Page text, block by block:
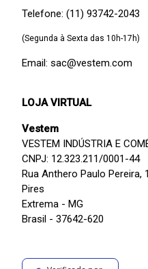
Telefone: (11) 93742-2043
(Segunda à Sexta das 10h-17h)
Email: sac@vestem.com
LOJA VIRTUAL
Vestem
VESTEM INDÚSTRIA E
CNPJ: 12.323.211/0001-44
Rua Anthero Paulo Pereira,
Pires
Extrema - MG
Brasil - 37642-620